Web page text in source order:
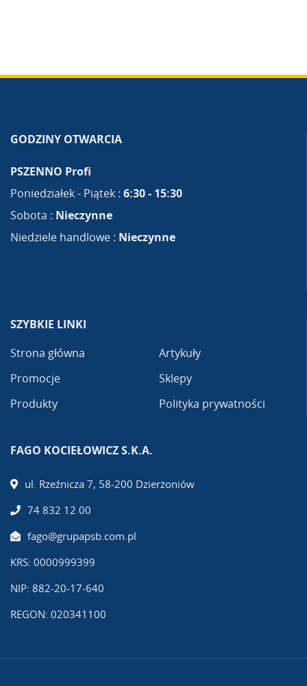
GODZINY OTWARCIA
PSZENNO Profi
Poniedziałek - Piątek : 6:30 - 15:30
Sobota : Nieczynne
Niedziele handlowe : Nieczynne
SZYBKIE LINKI
Strona główna
Promocje
Produkty
Artykuły
Sklepy
Polityka prywatności
FAGO KOCIEŁOWICZ S.K.A.
ul. Rzeźnicza 7, 58-200 Dzierżoniów
74 832 12 00
fago@grupapsb.com.pl
KRS: 0000999399
NIP: 882-20-17-640
REGON: 020341100